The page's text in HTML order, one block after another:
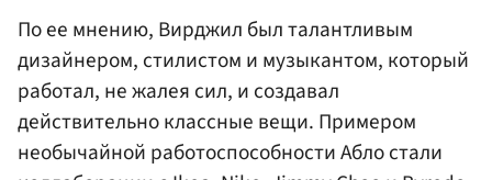
По ее мнению, Вирджил был талантливым
дизайнером, стилистом и музыкантом, который
работал, не жалея сил, и создавал
действительно классные вещи. Примером
необычайной работоспособности Абло стали